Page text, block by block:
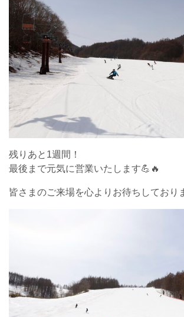
残りあと1週間！
最後まで元気に営業いたします💪🔥
皆さまのご来場を心よりお待ちしており